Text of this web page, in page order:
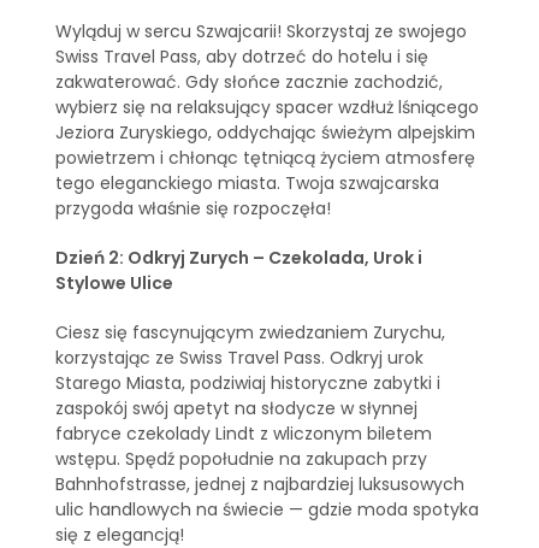
Wyląduj w sercu Szwajcarii! Skorzystaj ze swojego
Swiss Travel Pass, aby dotrzeć do hotelu i się
zakwaterować. Gdy słońce zacznie zachodzić,
wybierz się na relaksujący spacer wzdłuż lśniącego
Jeziora Zuryskiego, oddychając świeżym alpejskim
powietrzem i chłonąc tętniącą życiem atmosferę
tego eleganckiego miasta. Twoja szwajcarska
przygoda właśnie się rozpoczęła!
Dzień 2: Odkryj Zurych – Czekolada, Urok i
Stylowe Ulice
Ciesz się fascynującym zwiedzaniem Zurychu,
korzystając ze Swiss Travel Pass. Odkryj urok
Starego Miasta, podziwiaj historyczne zabytki i
zaspokój swój apetyt na słodycze w słynnej
fabryce czekolady Lindt z wliczonym biletem
wstępu. Spędź popołudnie na zakupach przy
Bahnhofstrasse, jednej z najbardziej luksusowych
ulic handlowych na świecie — gdzie moda spotyka
się z elegancją!